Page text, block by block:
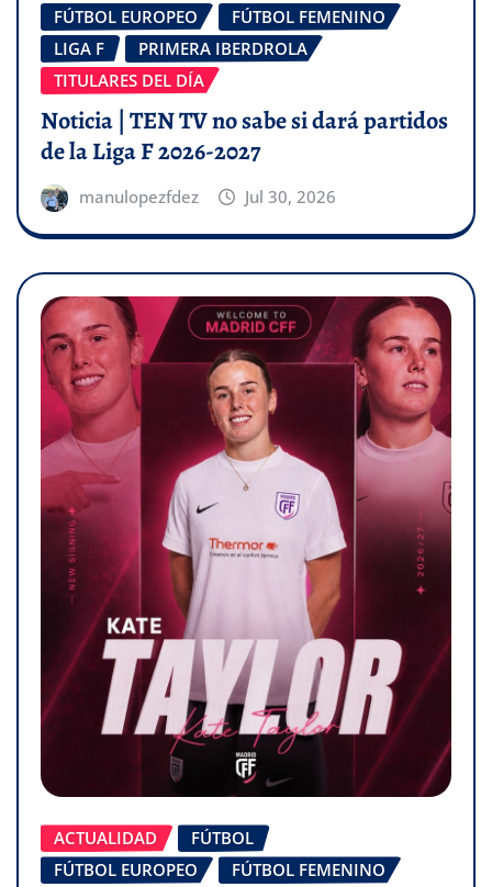
FÚTBOL EUROPEO
FÚTBOL FEMENINO
LIGA F
PRIMERA IBERDROLA
TITULARES DEL DÍA
Noticia | TEN TV no sabe si dará partidos
de la Liga F 2026-2027
manulopezfdez Jul 30, 2026
ACTUALIDAD
FÚTBOL
FÚTBOL EUROPEO
FÚTBOL FEMENINO